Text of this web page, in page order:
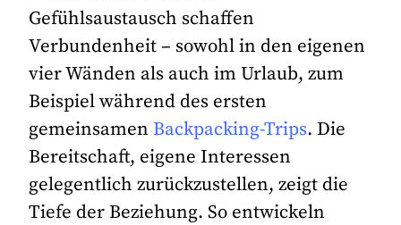
Gefühlsaustausch schaffen
Verbundenheit – sowohl in den eigenen
vier Wänden als auch im Urlaub, zum
Beispiel während des ersten
gemeinsamen Backpacking-Trips. Die
Bereitschaft, eigene Interessen
gelegentlich zurückzustellen, zeigt die
Tiefe der Beziehung. So entwickeln